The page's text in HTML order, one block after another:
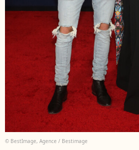
© BestImage, Agence / Bestimage